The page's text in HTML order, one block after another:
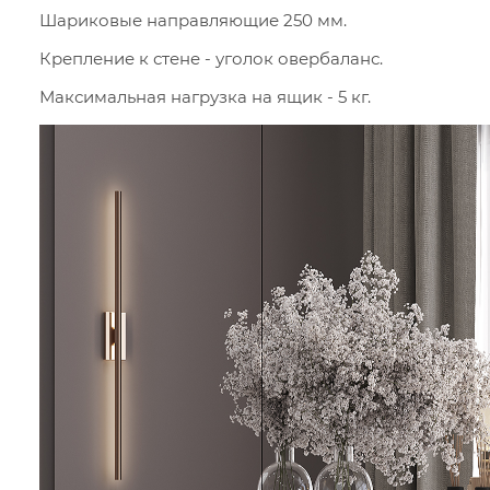
Шариковые направляющие 250 мм.
Крепление к стене - уголок овербаланс.
Максимальная нагрузка на ящик - 5 кг.